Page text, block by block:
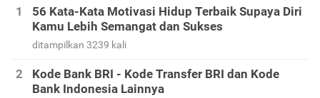
56 Kata-Kata Motivasi Hidup Terbaik Supaya Diri
Kamu Lebih Semangat dan Sukses
ditampilkan 3239 kali
Kode Bank BRI - Kode Transfer BRI dan Kode
Bank Indonesia Lainnya